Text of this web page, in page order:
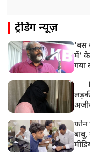
भारी हंगामे के बीच संसद
9:38 AM
झारखंड: JPSC परीक्षा
अबतक 19 अरेस्ट
ट्रेंडिंग न्यूज़
'बस
में'
गया
फोन
बाबू,